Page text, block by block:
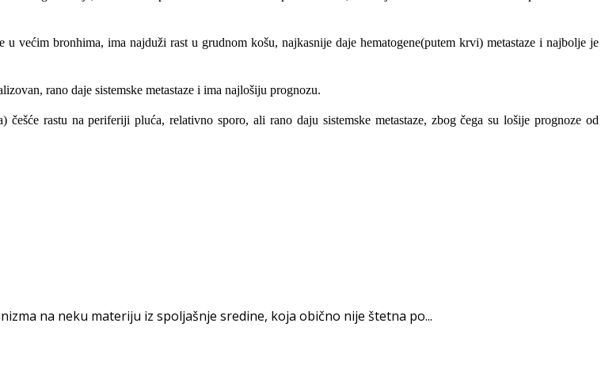
većim bronhima, ima najduži rast u grudnom košu, najkasnije daje hematogene(putem krvi) metastaze i najbolje je
rano daje sistemske metastaze i ima najlošiju prognozu.
češće rastu na periferiji pluća, relativno sporo, ali rano daju sistemske metastaze, zbog čega su lošije prognoze od
na neku materiju iz spoljašnje sredine, koja obično nije štetna po...